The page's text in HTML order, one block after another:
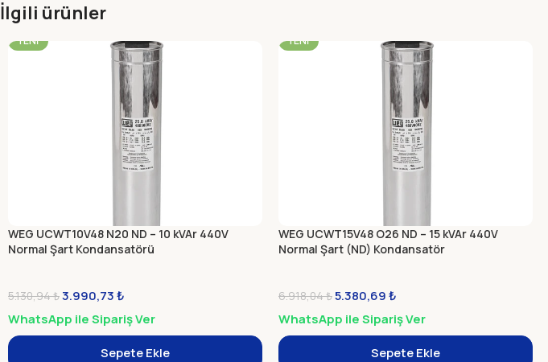
İlgili ürünler
-22%
YENI
WEG UCWT10V48 N20 ND – 10 kVAr 440V
Normal Şart Kondansatörü
5.130,94₺3.990,73₺
WhatsApp ile Sipariş Ver
Sepete Ekle
YENI
WEG UCWT15V48 O26 ND – 15 kVAr 440V
Normal Şart (ND) Kondansatör
6.918,04₺5.380,69₺
WhatsApp ile Sipariş Ver
Sepete Ekle